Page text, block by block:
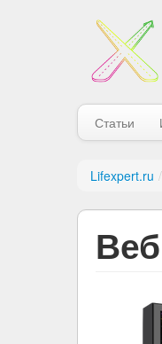
Статьи
Lifexpert.ru /